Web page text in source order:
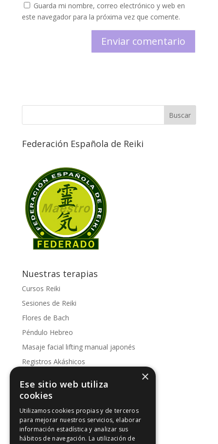
Guarda mi nombre, correo electrónico y web en
este navegador para la próxima vez que comente.
Federación Española de Reiki
Nuestras terapias
Cursos Reiki
Sesiones de Reiki
Flores de Bach
Péndulo Hebreo
Masaje facial lifting manual japonés
Registros Akáshicos
Kinesología
Artículos de interés
Artículos de interés
×
Ese sitio web utiliza
cookies
Utilizamos cookies propias y de terceros
para mejorar nuestros servicios, elaborar
información estadística y analizar sus
hábitos de navegación. La utilización de